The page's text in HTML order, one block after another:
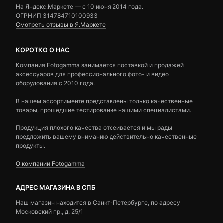
На Яндекс.Маркете — c 10 июня 2014 года.
ОГРНИП 314784710100933
Смотреть отзывы в Я.Маркете
КОРОТКО О НАС
Компания Fotogamma занимается поставкой и продажей
аксессуаров для профессионального фото- и видео
оборудования с 2010 года.
В нашем ассортименте представлены только качественные
товары, прошедшие тестирование нашими специалистами.
Продукция плохого качества отсеивается и мы рады
предложить вашему вниманию действительно качественные
продукты.
О компании Fotogamma
АДРЕС МАГАЗИНА В СПБ
Наш магазин находится в Санкт-Петербурге, по адресу
Московский пр., д. 25/1